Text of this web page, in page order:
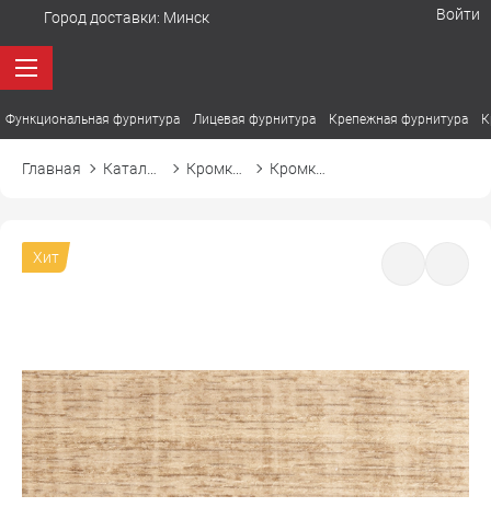
Город доставки: Минск Войти
Функциональная фурнитура Лицевая фурнитура Крепежная фурнитура
Главная
Хит